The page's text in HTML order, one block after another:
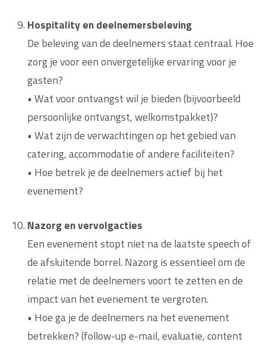
Hospitality en deelnemersbeleving
De beleving van de deelnemers staat centraal. Hoe
zorg je voor een onvergetelijke ervaring voor je
gasten?
• Wat voor ontvangst wil je bieden (bijvoorbeeld
persoonlijke ontvangst, welkomstpakket)?
• Wat zijn de verwachtingen op het gebied van
catering, accommodatie of andere faciliteiten?
• Hoe betrek je de deelnemers actief bij het
evenement?
Nazorg en vervolgacties
Een evenement stopt niet na de laatste speech of
de afsluitende borrel. Nazorg is essentieel om de
relatie met de deelnemers voort te zetten en de
impact van het evenement te vergroten.
• Hoe ga je de deelnemers na het evenement
betrekken? (follow-up e-mail, evaluatie, content